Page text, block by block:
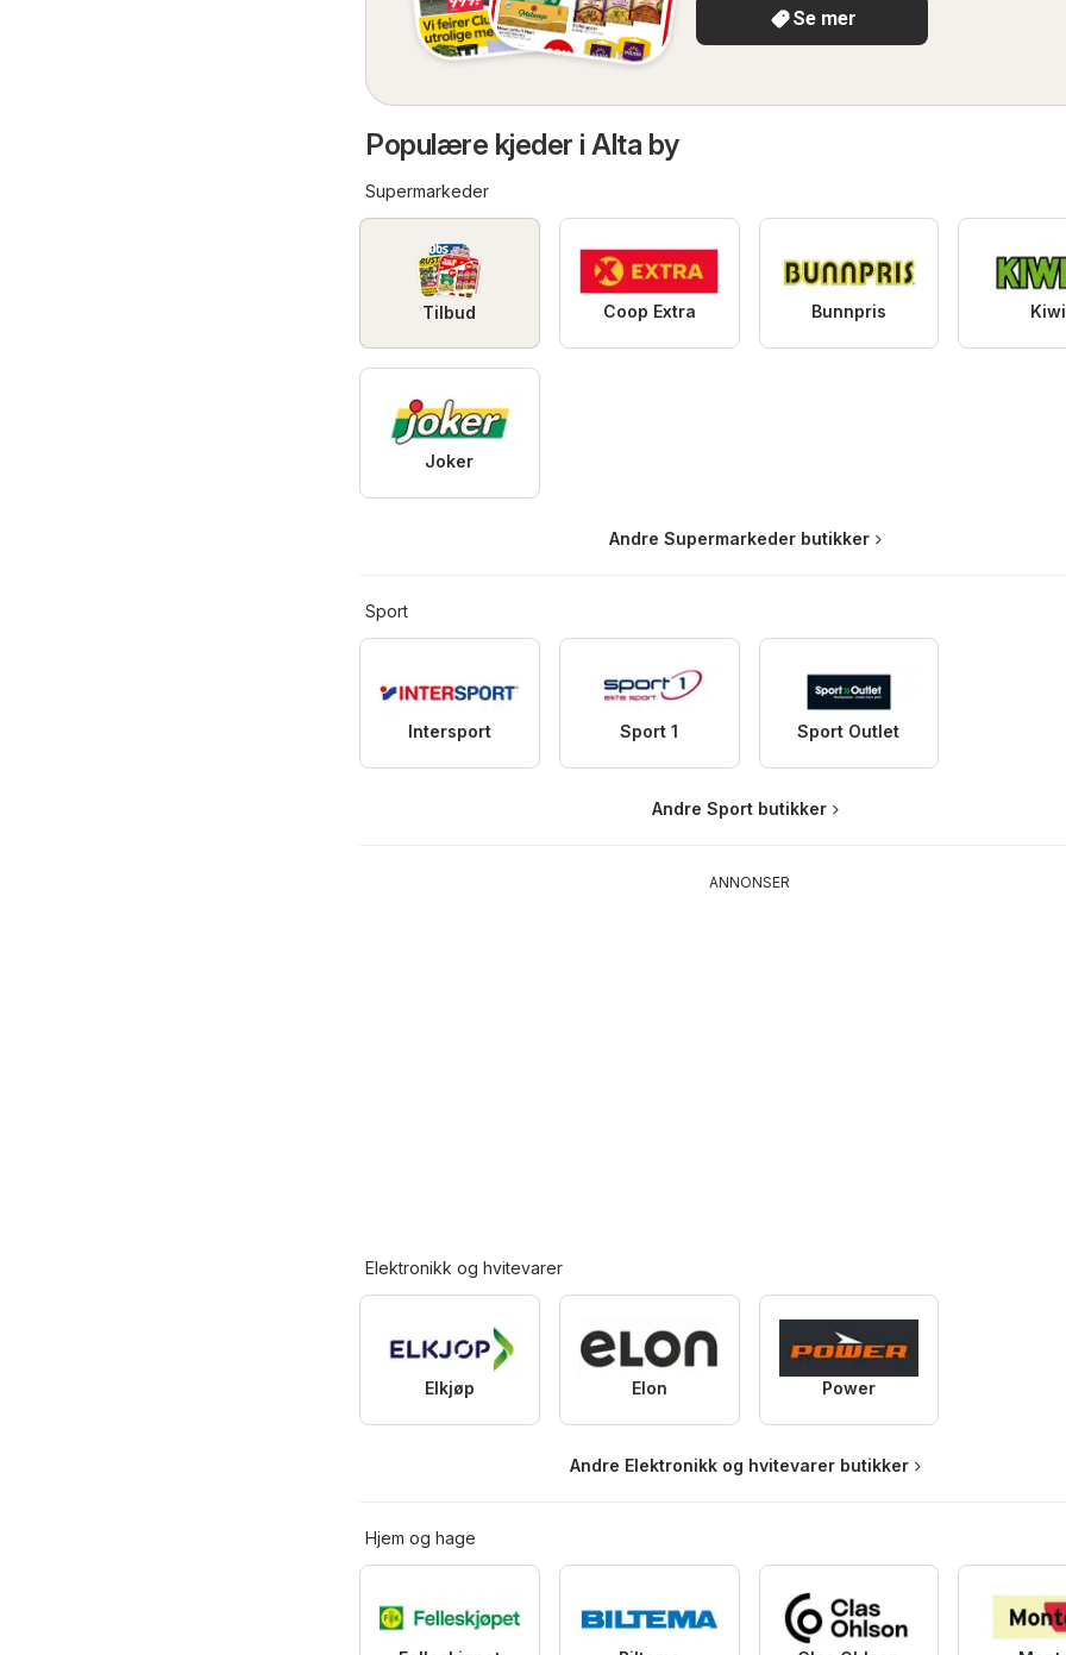
Se mer
Populære kjeder i Alta by
Supermarkeder
Tilbud Coop Extra Bunnpris Kiwi
Joker
Andre Supermarkeder butikker
Sport
Intersport Sport 1 Sport Outlet
Andre Sport butikker
ANNONSER
Elektronikk og hvitevarer
Elkjøp Elon Power
Andre Elektronikk og hvitevarer butikker
Hjem og hage